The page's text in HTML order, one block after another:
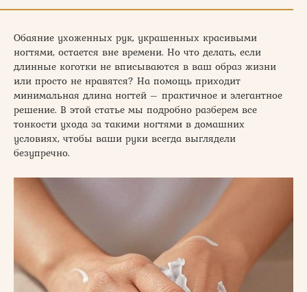
Обаяние ухоженных рук, украшенных красивыми
ногтями, остается вне времени. Но что делать, если
длинные коготки не вписываются в ваш образ жизни
или просто не нравятся? На помощь приходит
минимальная длина ногтей – практичное и элегантное
решение. В этой статье мы подробно разберем все
тонкости ухода за такими ногтями в домашних
условиях, чтобы ваши руки всегда выглядели
безупречно.